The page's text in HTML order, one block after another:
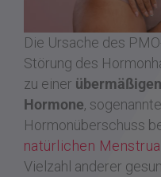
Die Ursache des
Störung des
zu einer
Hormone,
Hormonüberschuss
natürlichen
Vielzahl anderer